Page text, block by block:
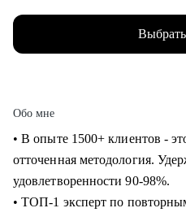
Обо мне
• В опыте 1500+ клиентов -
отточенная методология.
удовлетворенности 90-98%.
• ТОП-1 эксперт по